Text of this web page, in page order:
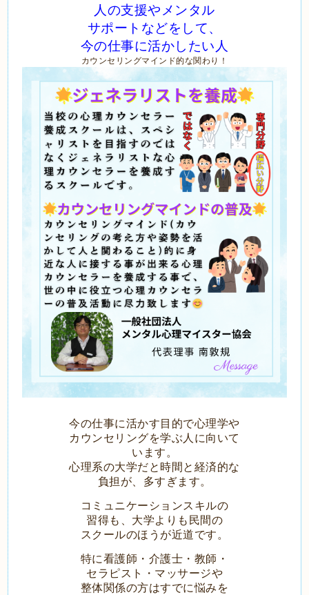
人の支援やメンタル
サポートなどをして、
今の仕事に活かしたい人
カウンセリングマインド的な関わり！
今の仕事に活かす目的で心理学や
カウンセリングを学ぶ人に向いて
います。
心理系の大学だと時間と経済的な
負担が、多すぎます。
コミュニケーションスキルの
習得も、大学よりも民間の
スクールのほうが近道です。
特に看護師・介護士・教師・
セラピスト・マッサージや
整体関係の方はすでに悩みを